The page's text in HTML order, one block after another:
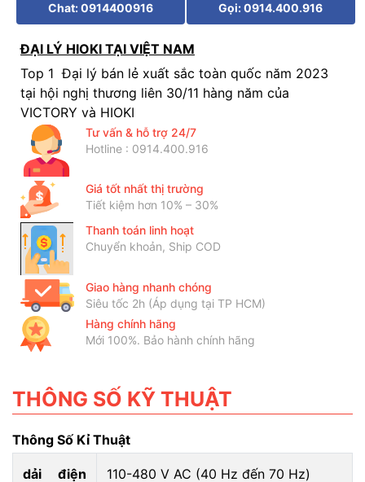
Chat: 0914400916
Gọi: 0914.400.916
ĐẠI LÝ HIOKI TẠI VIỆT NAM
Top 1 Đại lý bán lẻ xuất sắc toàn quốc năm 2023
tại hội nghị thương liên 30/11 hàng năm của
VICTORY và HIOKI
Tư vấn & hỗ trợ 24/7
Hotline : 0914.400.916
Giá tốt nhất thị trường
Tiết kiệm hơn 10% – 30%
Thanh toán linh hoạt
Chuyển khoản, Ship COD
Giao hàng nhanh chóng
Siêu tốc 2h (Áp dụng tại TP HCM)
Hàng chính hãng
Mới 100%. Bảo hành chính hãng
THÔNG SỐ KỸ THUẬT
Thông Số Kỉ Thuật
dải điện
110-480 V AC (40 Hz đến 70 Hz)